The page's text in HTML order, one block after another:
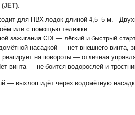
(JET).
для ПВХ-лодок длиной 4,5–5 м. -
или с помощью тележки.
зажигания CDI — лёгкий и быстрый
насадкой — нет внешнего винта,
на повороты — отличная
винта — не боится водорослей и
— выхлоп идёт через водомётную